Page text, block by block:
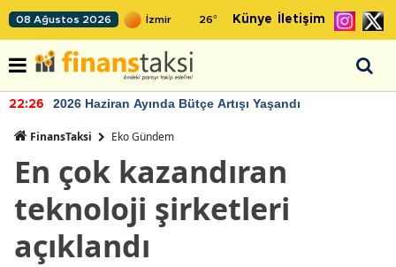
08 Ağustos 2026 26° Künye İletişim
22:26 2026 Haziran Ayında Bütçe Artışı Yaşandı
FinansTaksi Eko Gündem
En çok kazandıran
teknoloji şirketleri
açıklandı